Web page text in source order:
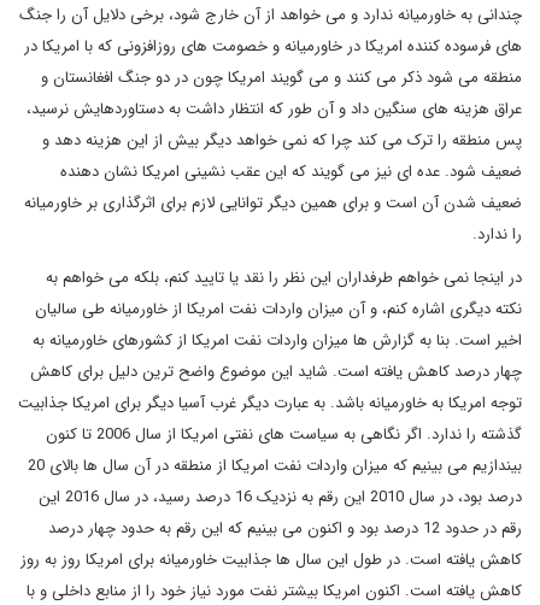
چندانی به خاورمیانه ندارد و می خواهد از آن خارج شود، برخی دلایل آن را جنگ
های فرسوده کننده امریکا در خاورمیانه و خصومت های روزافزونی که با امریکا در
منطقه می شود ذکر می کنند و می گویند امریکا چون در دو جنگ افغانستان و
عراق هزینه های سنگین داد و آن طور که انتظار داشت به دستاوردهایش نرسید،
پس منطقه را ترک می کند چرا که نمی خواهد دیگر بیش از این هزینه دهد و
ضعیف شود. عده ای نیز می گویند که این عقب نشینی امریکا نشان دهنده
ضعیف شدن آن است و برای همین دیگر توانایی لازم برای اثرگذاری بر خاورمیانه
را ندارد.
در اینجا نمی خواهم طرفداران این نظر را نقد یا تایید کنم، بلکه می خواهم به
نکته دیگری اشاره کنم، و آن میزان واردات نفت امریکا از خاورمیانه طی سالیان
اخیر است. بنا به گزارش ها میزان واردات نفت امریکا از کشورهای خاورمیانه به
چهار درصد کاهش یافته است. شاید این موضوع واضح ترین دلیل برای کاهش
توجه امریکا به خاورمیانه باشد. به عبارت دیگر غرب آسیا دیگر برای امریکا جذابیت
گذشته را ندارد. اگر نگاهی به سیاست های نفتی امریکا از سال 2006 تا کنون
بیندازیم می بینیم که میزان واردات نفت امریکا از منطقه در آن سال ها بالای 20
درصد بود، در سال 2010 این رقم به نزدیک 16 درصد رسید، در سال 2016 این
رقم در حدود 12 درصد بود و اکنون می بینیم که این رقم به حدود چهار درصد
کاهش یافته است. در طول این سال ها جذابیت خاورمیانه برای امریکا روز به روز
کاهش یافته است. اکنون امریکا بیشتر نفت مورد نیاز خود را از منابع داخلی و با